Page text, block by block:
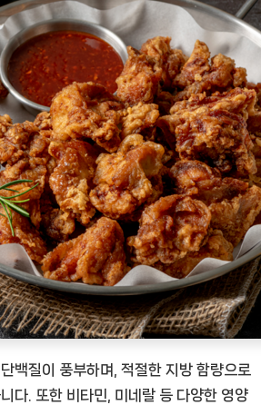
백질이 풍부하며, 적절한 지방 함량으로
다. 또한 비타민, 미네랄 등 다양한 영양